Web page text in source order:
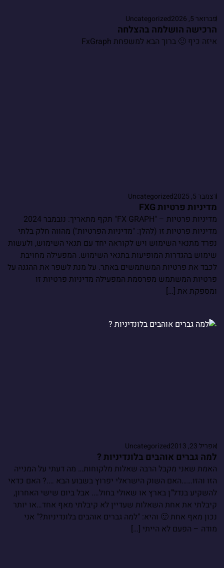
פברואר 5, 2026 Uncategorized
הרכישה הושלמה בהצלחה
איזה כיף 🙂 ברוך הבא למשפחת FxGraph
דצמבר 5, 2025 Uncategorized
מדיניות פרטיות FXG
מדיניות פרטיות – "FX GRAPH" תקף מתאריך: נובמבר 2024
מדיניות פרטיות זו (להלן: "מדיניות הפרטיות") מהווה חלק בלתי
נפרד מתנאי השימוש ויש לקוראה יחד עם תנאי השימוש, ולעשות
שימוש בהגדרות המופיעות בתנאי השימוש. המפעילה מחויבת
לכבד את פרטיות המשתמשים באתר. על מנת לשפר את ההגנה על
פרטיות המשתמש מפרסמת המפעילה מדיניות פרטיות זו
ומספקת את […]
אפריל 23, 2013 Uncategorized
למה גברים אוהבים בלונדיניות ?
האמת שאני מקבל הרבה שאלות מלקוחות… מה דעתי על המנייה
הזו והזו……האם השוק הישראלי יפרוץ בשבוע הבא ….? האם כדאי
להשקיע בנדל"ן בארץ או שאולי בחול…. אבל ביום שישי האחרון,
קיבלתי את אחת השאלות שעדיין לא קיבלתי מאף אחד…או יותר
נכון מאף אחת 🙂 והיא: "למה גברים אוהבים בלונדיניות?" אני
מודה – הפעם לא הייתי […]